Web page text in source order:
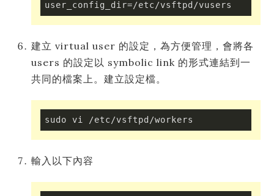
建立 virtual user 的設定，為方便管理，會將各
users 的設定以 symbolic link 的形式連結到一
共同的檔案上。建立設定檔。
sudo vi /etc/vsftpd/workers
輸入以下內容